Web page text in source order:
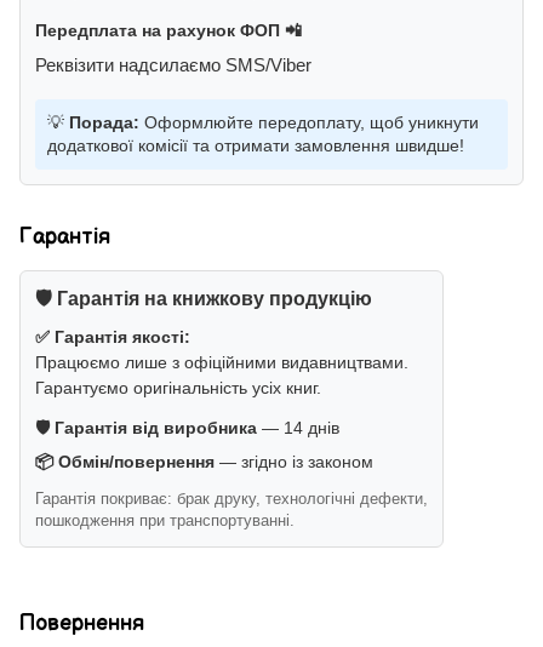
Передплата на рахунок ФОП 📲
Реквізити надсилаємо SMS/Viber
💡 Порада: Оформлюйте передоплату, щоб уникнути
додаткової комісії та отримати замовлення швидше!
Гарантія
🛡️ Гарантія на книжкову продукцію
✅ Гарантія якості:
Працюємо лише з офіційними видавництвами.
Гарантуємо оригінальність усіх книг.
🛡️ Гарантія від виробника — 14 днів
📦 Обмін/повернення — згідно із законом
Гарантія покриває: брак друку, технологічні дефекти,
пошкодження при транспортуванні.
Повернення